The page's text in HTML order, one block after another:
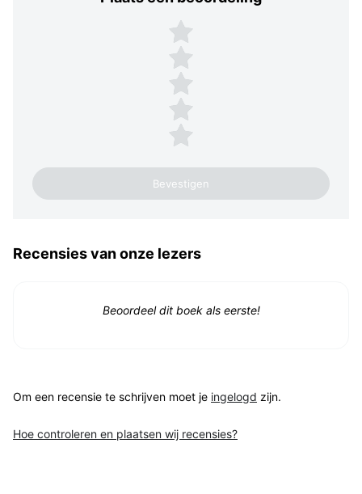
Plaats een beoordeling
5 sterren
4 sterren
3 sterren
2 sterren
1 ster
Recensies van onze lezers
Beoordeel dit boek als eerste!
Om een recensie te schrijven moet je ingelogd zijn.
Hoe controleren en plaatsen wij recensies?